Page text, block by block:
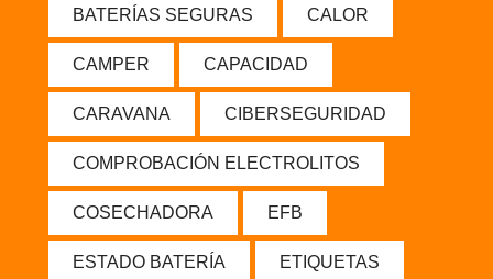
BATERÍAS SEGURAS CALOR
CAMPER CAPACIDAD
CARAVANA CIBERSEGURIDAD
COMPROBACIÓN ELECTROLITOS
COSECHADORA EFB
ESTADO BATERÍA ETIQUETAS